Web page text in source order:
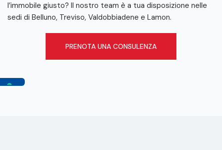
l’immobile giusto? Il nostro team è a tua disposizione nelle
sedi di Belluno, Treviso, Valdobbiadene e Lamon.
PRENOTA UNA CONSULENZA